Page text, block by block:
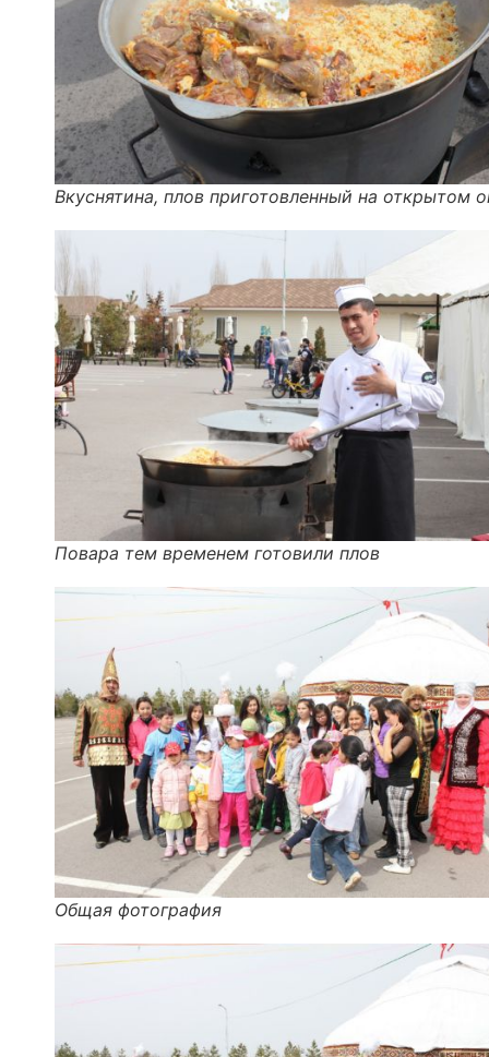
Вкуснятина, плов приготовленный на открытом
Повара тем временем готовили плов
Общая фотография